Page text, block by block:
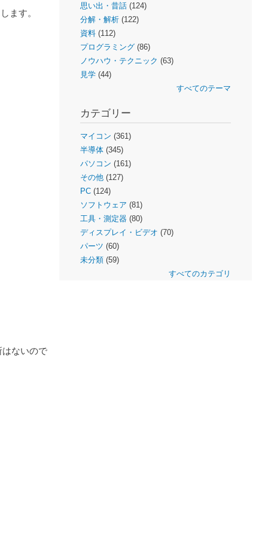
ます。
ないので
思い出・昔話(124)
分解・解析(122)
資料(112)
プログラミング(86)
ノウハウ・テクニック (63)
見学(44)
すべてのテーマ
カテゴリー
マイコン (361)
半導体(345)
パソコン (161)
その他(127)
PC(124)
ソフトウェア (81)
工具・測定器(80)
ディスプレイ・ビデオ (70)
パーツ (60)
未分類(59)
すべてのカテゴリ